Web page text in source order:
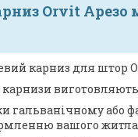
Orvit Арезо
карниз для штор
карнизи
гальванічному або
вашого